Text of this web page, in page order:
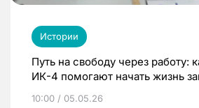
Истории
Путь на свободу через работу:
ИК-4 помогают начать жизнь
10:00 / 05.05.26